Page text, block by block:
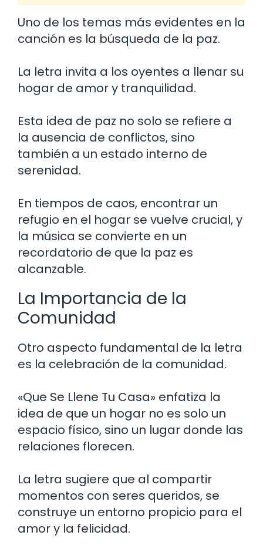
Uno de los temas más evidentes en la
canción es la búsqueda de la paz.
La letra invita a los oyentes a llenar su
hogar de amor y tranquilidad.
Esta idea de paz no solo se refiere a
la ausencia de conflictos, sino
también a un estado interno de
serenidad.
En tiempos de caos, encontrar un
refugio en el hogar se vuelve crucial, y
la música se convierte en un
recordatorio de que la paz es
alcanzable.
La Importancia de la
Comunidad
Otro aspecto fundamental de la letra
es la celebración de la comunidad.
«Que Se Llene Tu Casa» enfatiza la
idea de que un hogar no es solo un
espacio físico, sino un lugar donde las
relaciones florecen.
La letra sugiere que al compartir
momentos con seres queridos, se
construye un entorno propicio para el
amor y la felicidad.